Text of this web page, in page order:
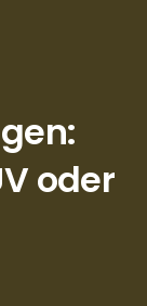
oder